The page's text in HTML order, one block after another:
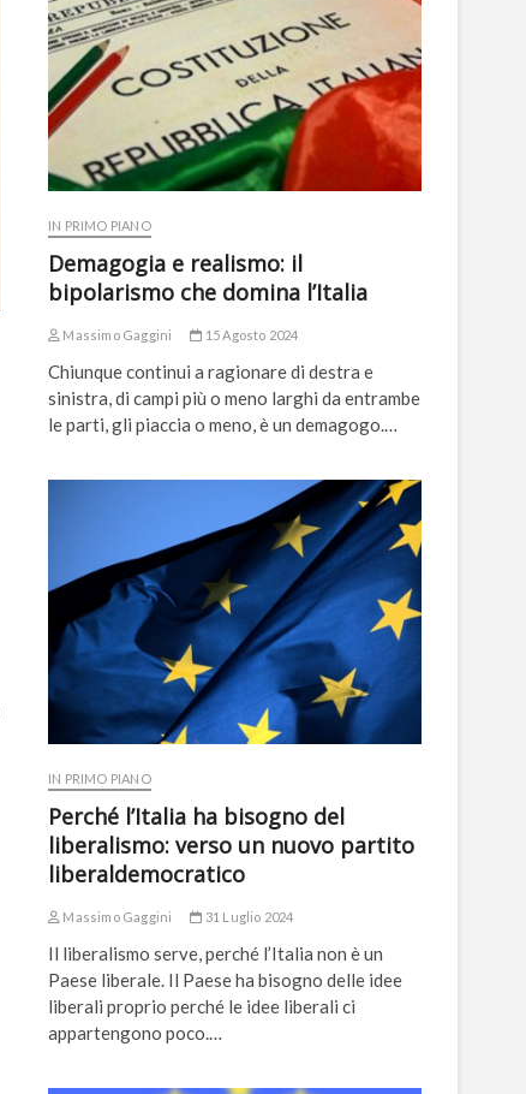
IN PRIMO PIANO
Demagogia e realismo: il
bipolarismo che domina l’Italia
Massimo Gaggini 15 Agosto 2024
Chiunque continui a ragionare di destra e
sinistra, di campi più o meno larghi da entrambe
le parti, gli piaccia o meno, è un demagogo.…
IN PRIMO PIANO
Perché l’Italia ha bisogno del
liberalismo: verso un nuovo partito
liberaldemocratico
Massimo Gaggini 31 Luglio 2024
Il liberalismo serve, perché l’Italia non è un
Paese liberale. Il Paese ha bisogno delle idee
liberali proprio perché le idee liberali ci
appartengono poco.…